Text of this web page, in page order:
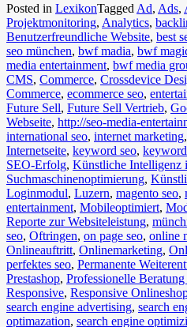
Posted in LexikonTagged Ad, Ads,
Projektmonitoring, Analytics,
Benutzerfreundliche Website, best
seo münchen, bwf madia, bwf
media entertainment, bwf media
CMS, Commerce, Crossdevice
Commerce, ecommerce seo,
Future Sell, Future Sell Vertrieb,
Webseite, http://seo-media-
international seo, internet marketing,
Internetseite, keyword seo,
SEO-Erfolg, Künstliche Intelligenz
Suchmaschinenoptimierung,
Loginmodul, Luzern, magento seo,
entertainment, Mobileoptimiert,
Reporte zur Websiteleistung,
seo, Oftringen, on page seo, online
Onlineauftritt, Onlinemarketing,
perfektes seo, Permanente
Prestashop, Professionelle Beratung
Responsive, Responsive
search engine advertising, search
optimazation, search engine